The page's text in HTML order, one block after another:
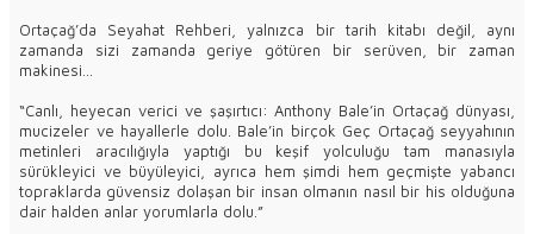
Ortaçağ’da Seyahat Rehberi, yalnızca bir tarih kitabı değil, aynı
zamanda sizi zamanda geriye götüren bir serüven, bir zaman
makinesi…
“Canlı, heyecan verici ve şaşırtıcı: Anthony Bale’in Ortaçağ dünyası,
mucizeler ve hayallerle dolu. Bale’in birçok Geç Ortaçağ seyyahının
metinleri aracılığıyla yaptığı bu keşif yolculuğu tam manasıyla
sürükleyici ve büyüleyici, ayrıca hem şimdi hem geçmişte yabancı
topraklarda güvensiz dolaşan bir insan olmanın nasıl bir his olduğuna
dair halden anlar yorumlarla dolu.”